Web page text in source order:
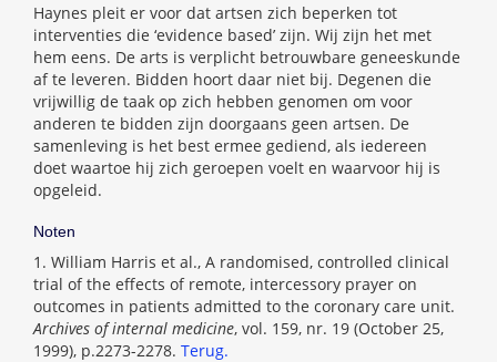
Haynes pleit er voor dat artsen zich beperken tot
interventies die ‘evidence based’ zijn. Wij zijn het met
hem eens. De arts is verplicht betrouwbare geneeskunde
af te leveren. Bidden hoort daar niet bij. Degenen die
vrijwillig de taak op zich hebben genomen om voor
anderen te bidden zijn doorgaans geen artsen. De
samenleving is het best ermee gediend, als iedereen
doet waartoe hij zich geroepen voelt en waarvoor hij is
opgeleid.
Noten
1. William Harris et al., A randomised, controlled clinical
trial of the effects of remote, intercessory prayer on
outcomes in patients admitted to the coronary care unit.
Archives of internal medicine, vol. 159, nr. 19 (October 25,
1999), p.2273-2278. Terug.